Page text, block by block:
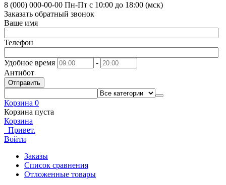
8 (000) 000-00-00 Пн-Пт с 10:00 до 18:00 (мск)
Заказать обратный звонок
Ваше имя
Телефон
Удобное время
-
Антибот
Отправить
Корзина 0
Корзина пуста
Корзина
Привет.
Войти
Заказы
Список сравнения
Отложенные товары